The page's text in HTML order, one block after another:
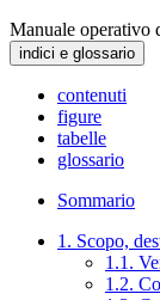
Manuale operativo
indici e glossario
contenuti
figure
tabelle
glossario
Sommario
1. Scopo,
1.1.
1.2.